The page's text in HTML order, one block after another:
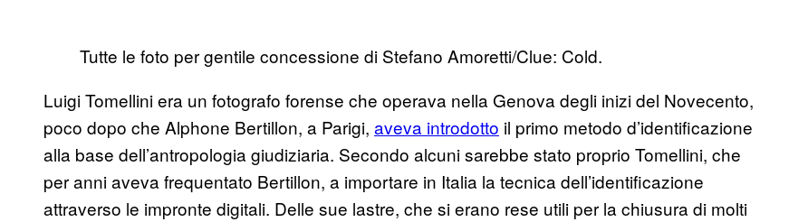
Tutte le foto per gentile concessione di Stefano Amoretti/Clue: Cold.
Luigi Tomellini era un fotografo forense che operava nella Genova degli inizi del Novecento,
poco dopo che Alphone Bertillon, a Parigi, aveva introdotto il primo metodo d’identificazione
alla base dell’antropologia giudiziaria. Secondo alcuni sarebbe stato proprio Tomellini, che
per anni aveva frequentato Bertillon, a importare in Italia la tecnica dell’identificazione
attraverso le impronte digitali. Delle sue lastre, che si erano rese utili per la chiusura di molti